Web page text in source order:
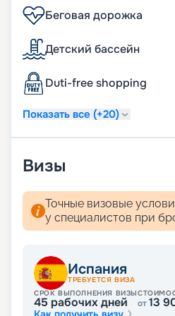
Беговая дорожка
Детский бассейн
Duti-free shopping
Показать все (+20)
Визы
Точные визовые
у специалистов при
Испания
ТРЕБУЕТСЯ ВИЗА
СРОК ВЫПОЛНЕНИЯ ВИЗЫ
45 рабочих дней от13